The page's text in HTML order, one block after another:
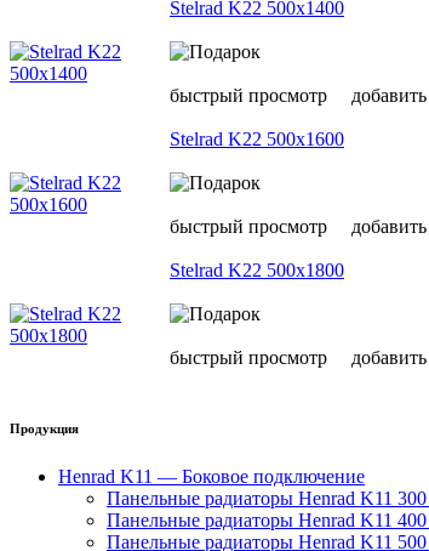
Stelrad K22 500х1400
быстрый просмотр
Stelrad K22 500х1600
быстрый просмотр
Stelrad K22 500х1800
быстрый просмотр
Продукция
Henrad K11 — Боковое подключение
Панельные радиаторы Henrad K11
Панельные радиаторы Henrad K11
Панельные радиаторы Henrad K11